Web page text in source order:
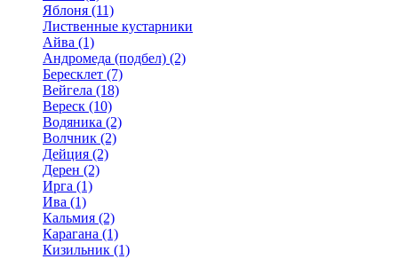
Яблоня (11)
Лиственные кустарники
Айва (1)
Андромеда (подбел) (2)
Бересклет (7)
Вейгела (18)
Вереск (10)
Водяника (2)
Волчник (2)
Дейция (2)
Дерен (2)
Ирга (1)
Ива (1)
Кальмия (2)
Карагана (1)
Кизильник (1)